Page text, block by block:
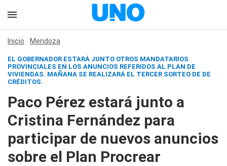
Inicio Mendoza
EL GOBERNADOR ESTARÁ JUNTO OTROS MANDATARIOS
PROVINCIALES EN LOS ANUNCIOS REFERIDOS AL PLAN DE
VIVIENDAS. MAÑANA SE REALIZARÁ EL TERCER SORTEO DE DE
CRÉDITOS.
Paco Pérez estará junto a
Cristina Fernández para
participar de nuevos anuncios
sobre el Plan Procrear